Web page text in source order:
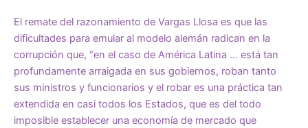
El remate del razonamiento de Vargas Llosa es que las
dificultades para emular al modelo alemán radican en la
corrupción que, “en el caso de América Latina … está tan
profundamente arraigada en sus gobiernos, roban tanto
sus ministros y funcionarios y el robar es una práctica tan
extendida en casi todos los Estados, que es del todo
imposible establecer una economía de mercado que